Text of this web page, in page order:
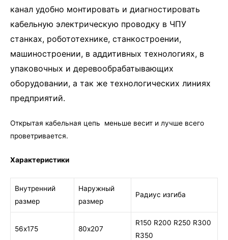
канал удобно монтировать и диагностировать
кабельную электрическую проводку в ЧПУ
станках, робототехнике, станкостроении,
машиностроении, в аддитивных технологиях, в
упаковочных и деревообрабатывающих
оборудовании, а так же технологических линиях
предприятий.
Открытая кабельная цепь меньше весит и лучше всего
проветривается.
Характеристики
Внутренний
размер
Наружный
размер
Радиус изгиба
56х175 80х207
R150 R200 R250 R300
R350